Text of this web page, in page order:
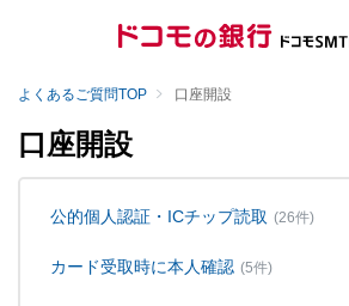
よくあるご質問TOP 口座開設
口座開設
公的個人認証・ICチップ読取 (26件)
カード受取時に本人確認 (5件)